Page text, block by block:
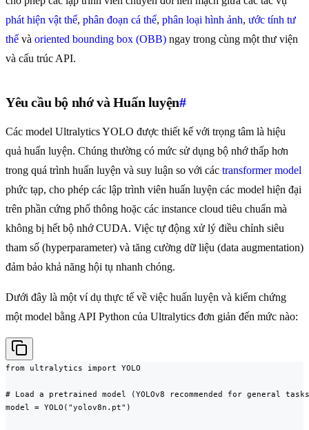
phát hiện vật thể, phân đoạn cá thể, phân loại hình ảnh, ước tính tư
thế và oriented bounding box (OBB) ngay trong cùng một thư viện
và cấu trúc API.
Yêu cầu bộ nhớ và Huấn luyện#
Các model Ultralytics YOLO được thiết kế với trọng tâm là hiệu
quả huấn luyện. Chúng thường có mức sử dụng bộ nhớ thấp hơn
trong quá trình huấn luyện và suy luận so với các transformer model
phức tạp, cho phép các lập trình viên huấn luyện các model hiện đại
trên phần cứng phổ thông hoặc các instance cloud tiêu chuẩn mà
không bị hết bộ nhớ CUDA. Việc tự động xử lý điều chỉnh siêu
tham số (hyperparameter) và tăng cường dữ liệu (data augmentation)
đảm bảo khả năng hội tụ nhanh chóng.
Dưới đây là một ví dụ thực tế về việc huấn luyện và kiểm chứng
một model bằng API Python của Ultralytics đơn giản đến mức nào:
from ultralytics import YOLO
# Load a pretrained model (YOLOv8 recommended for general
model = YOLO("yolov8n.pt")